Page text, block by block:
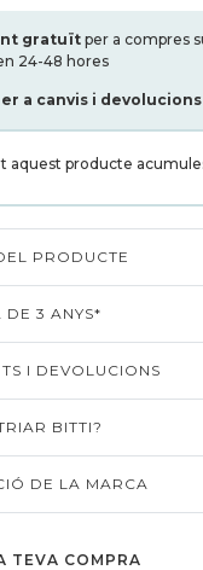
gratuït per a compres
24-48 hores
a canvis i devolucions
aquest producte
PRODUCTE
DE 3 ANYS*
I DEVOLUCIONS
BITTI?
DE LA MARCA
TEVA COMPRA